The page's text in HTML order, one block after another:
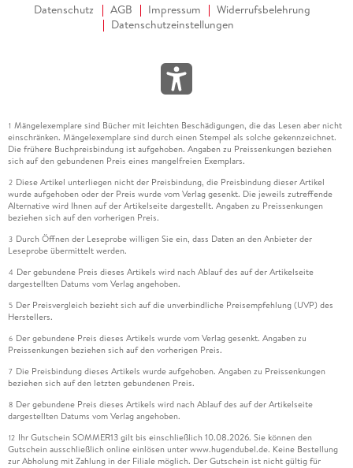
Datenschutz AGB Impressum
Widerrufsbelehrung
Datenschutzeinstellungen
1 Mängelexemplare sind Bücher mit leichten Beschädigungen, die das Lesen aber nicht
einschränken. Mängelexemplare sind durch einen Stempel als solche gekennzeichnet.
Die frühere Buchpreisbindung ist aufgehoben. Angaben zu Preissenkungen beziehen
sich auf den gebundenen Preis eines mangelfreien Exemplars.
2 Diese Artikel unterliegen nicht der Preisbindung, die Preisbindung dieser Artikel
wurde aufgehoben oder der Preis wurde vom Verlag gesenkt. Die jeweils zutreffende
Alternative wird Ihnen auf der Artikelseite dargestellt. Angaben zu Preissenkungen
beziehen sich auf den vorherigen Preis.
3 Durch Öffnen der Leseprobe willigen Sie ein, dass Daten an den Anbieter der
Leseprobe übermittelt werden.
4 Der gebundene Preis dieses Artikels wird nach Ablauf des auf der Artikelseite
dargestellten Datums vom Verlag angehoben.
5 Der Preisvergleich bezieht sich auf die unverbindliche Preisempfehlung (UVP) des
Herstellers.
6 Der gebundene Preis dieses Artikels wurde vom Verlag gesenkt. Angaben zu
Preissenkungen beziehen sich auf den vorherigen Preis.
7 Die Preisbindung dieses Artikels wurde aufgehoben. Angaben zu Preissenkungen
beziehen sich auf den letzten gebundenen Preis.
8 Der gebundene Preis dieses Artikels wird nach Ablauf des auf der Artikelseite
dargestellten Datums vom Verlag angehoben.
12 Ihr Gutschein SOMMER13 gilt bis einschließlich 10.08.2026. Sie können den
Gutschein ausschließlich online einlösen unter www.hugendubel.de. Keine Bestellung
zur Abholung mit Zahlung in der Filiale möglich. Der Gutschein ist nicht gültig für